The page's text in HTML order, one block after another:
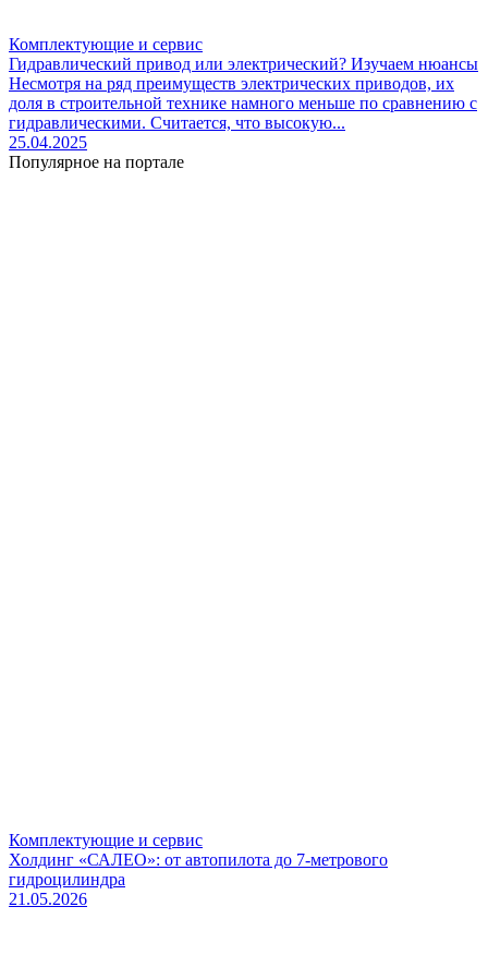
Комплектующие и сервис
Гидравлический привод или электрический? Изучаем нюансы
Несмотря на ряд преимуществ электрических приводов, их
доля в строительной технике намного меньше по сравнению с
гидравлическими. Считается, что высокую...
25.04.2025
Популярное на портале
Комплектующие и сервис
Холдинг «САЛЕО»: от автопилота до 7-метрового
гидроцилиндра
21.05.2026